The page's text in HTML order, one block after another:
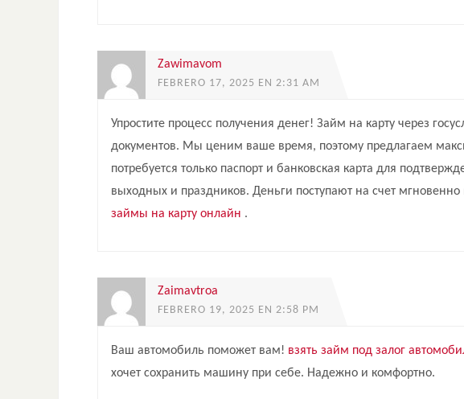
Zawimavom
FEBRERO 17, 2025 EN 2:31 AM
Упростите процесс получения денег! Займ на карту через
документов. Мы ценим ваше время, поэтому предлагаем
потребуется только паспорт и банковская карта для
выходных и праздников. Деньги поступают на счет
займы на карту онлайн .
Zaimavtroa
FEBRERO 19, 2025 EN 2:58 PM
Ваш автомобиль поможет вам! взять займ под залог
хочет сохранить машину при себе. Надежно и комфортно.